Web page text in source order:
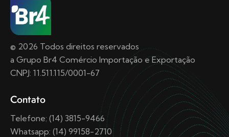
© 2026 Todos direitos reservados
a Grupo Br4 Comércio Importação e Exportação
CNPJ: 11.511.115/0001-67
Contato
Telefone: (14) 3815-9466
Whatsapp: (14) 99158-2710